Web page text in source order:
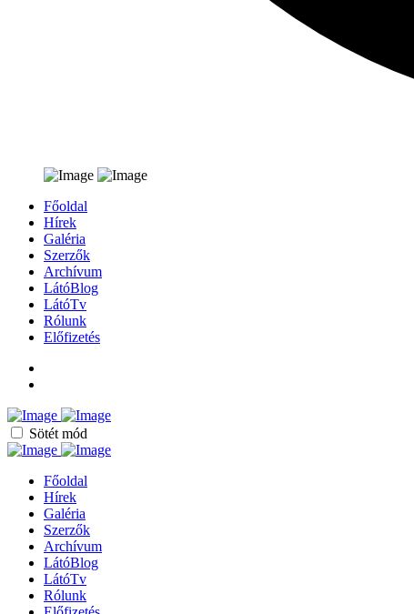
Főoldal
Hírek
Galéria
Szerzők
Archívum
LátóBlog
LátóTv
Rólunk
Előfizetés
Sötét mód
Főoldal
Hírek
Galéria
Szerzők
Archívum
LátóBlog
LátóTv
Rólunk